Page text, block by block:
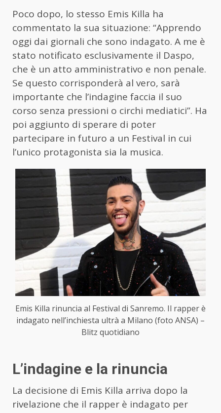
Poco dopo, lo stesso Emis Killa ha
commentato la sua situazione: “Apprendo
oggi dai giornali che sono indagato. A me è
stato notificato esclusivamente il Daspo,
che è un atto amministrativo e non penale.
Se questo corrisponderà al vero, sarà
importante che l’indagine faccia il suo
corso senza pressioni o circhi mediatici”. Ha
poi aggiunto di sperare di poter
partecipare in futuro a un Festival in cui
l’unico protagonista sia la musica.
Emis Killa rinuncia al Festival di Sanremo. Il rapper è
indagato nell’inchiesta ultrà a Milano (foto ANSA) –
Blitz quotidiano
L’indagine e la rinuncia
La decisione di Emis Killa arriva dopo la
rivelazione che il rapper è indagato per